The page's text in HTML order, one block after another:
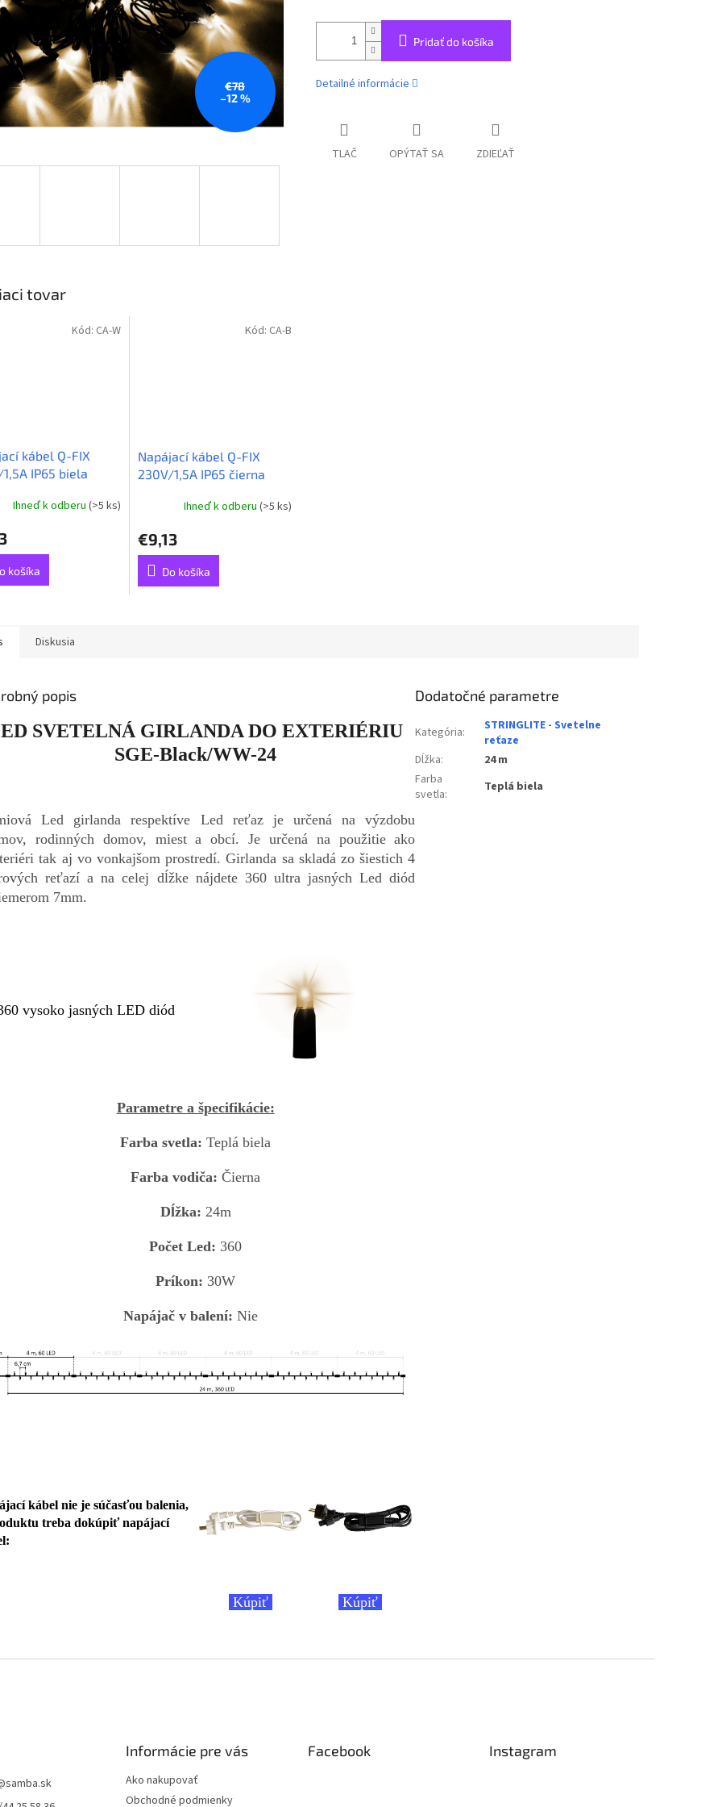
€78
–12 %
Pridať do košíka
Detailné informácie
TLAČ OPÝTAŤ SA ZDIEĽAŤ
tovar
kábel Q-FIX
IP65 biela
Ihneď k odberu (>5 ks)
košíka
Kód: CA-W
Napájací kábel Q-FIX
230V/1,5A IP65 čierna
Ihneď k odberu (>5 ks)
€9,13
Do košíka
Kód: CA-B
Diskusia
popis
SVETELNÁ GIRLANDA DO EXTERIÉRIU
SGE-Black/WW-24
Led girlanda respektíve Led reťaz je určená na výzdobu
rodinných domov, miest a obcí. Je určená na použitie ako
tak aj vo vonkajšom prostredí. Girlanda sa skladá zo šiestich 4
reťazí a na celej dĺžke nájdete 360 ultra jasných Led diód
7mm.
vysoko jasných LED diód
Parametre a špecifikácie:
Farba svetla:Teplá biela
Farba vodiča:Čierna
Dĺžka: 24m
Počet Led: 360
Príkon: 30W
Napájač v balení:Nie
kábel nie je súčasťou balenia,
treba dokúpiť napájací
Kúpiť Kúpiť
Dodatočné parametre
Kategória:
STRINGLITE - Svetelne
reťaze
Dĺžka:
24 m
Farba
svetla: Teplá biela
samba.sk
Informácie pre vás
Ako nakupovať
Obchodné podmienky
Facebook Instagram